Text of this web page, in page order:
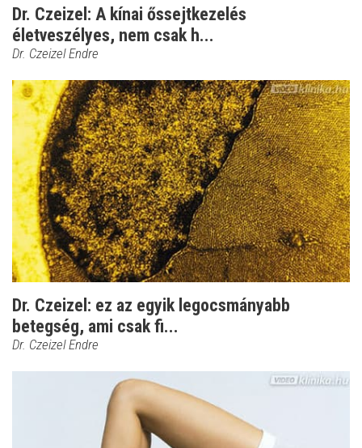
Dr. Czeizel: A kínai őssejtkezelés
életveszélyes, nem csak h...
Dr. Czeizel Endre
Dr. Czeizel: ez az egyik legocsmányabb
betegség, ami csak fi...
Dr. Czeizel Endre